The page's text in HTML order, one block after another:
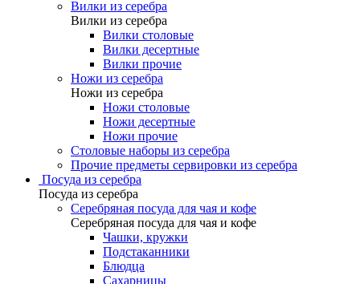
Вилки из серебра
Вилки из серебра
Вилки столовые
Вилки десертные
Вилки прочие
Ножи из серебра
Ножи из серебра
Ножи столовые
Ножи десертные
Ножи прочие
Столовые наборы из серебра
Прочие предметы сервировки из серебра
Посуда из серебра
Посуда из серебра
Серебряная посуда для чая и кофе
Серебряная посуда для чая и кофе
Чашки, кружки
Подстаканники
Блюдца
Сахарницы